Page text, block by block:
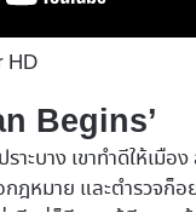
HD
Begins’
ราะบาง เขาทำดีให้เ
ฎหมาย และตำรวจก็อ